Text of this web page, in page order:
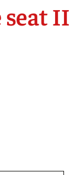
seat II